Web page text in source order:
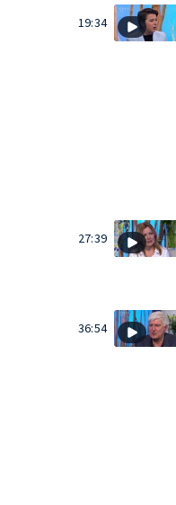
19:34
27:39
36:54